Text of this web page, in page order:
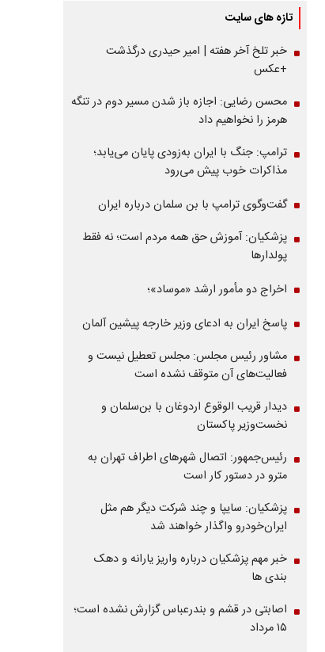
تازه های سایت
خبر تلخ آخر هفته | امیر حیدری درگذشت
+عکس
محسن رضایی: اجازه باز شدن مسیر دوم در تنگه
هرمز را نخواهیم داد
ترامپ: جنگ با ایران به‌زودی پایان می‌یابد؛
مذاکرات خوب پیش می‌رود
گفت‌وگوی ترامپ با بن سلمان درباره ایران
پزشکیان: آموزش حق همه مردم است؛ نه فقط
پولدارها
اخراج دو مأمور ارشد «موساد»؛
پاسخ ایران به ادعای وزیر خارجه پیشین آلمان
مشاور رئیس مجلس: مجلس تعطیل نیست و
فعالیت‌های آن متوقف نشده است
دیدار قریب الوقوع اردوغان با بن‌سلمان و
نخست‌وزیر پاکستان
رئیس‌جمهور: اتصال شهرهای اطراف تهران به
مترو در دستور کار است
پزشکیان: سایپا و چند شرکت دیگر هم مثل
ایران‌خودرو واگذار خواهند شد
خبر مهم پزشکیان درباره واریز یارانه و دهک
بندی ها
اصابتی در قشم و بندرعباس گزارش نشده است؛
۱۵ مرداد